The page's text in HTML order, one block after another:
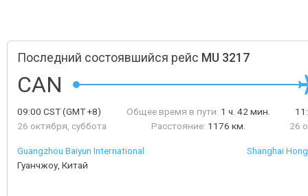
Последний состоявшийся рейс MU 3217
CAN
09:00 CST(GMT +8)
26 октября, суббота
Общее время в пути: 1 ч. 42 мин.
Расстояние: 1176 км.
26
Guangzhou Baiyun International
Гуанчжоу, Китай
Shanghai